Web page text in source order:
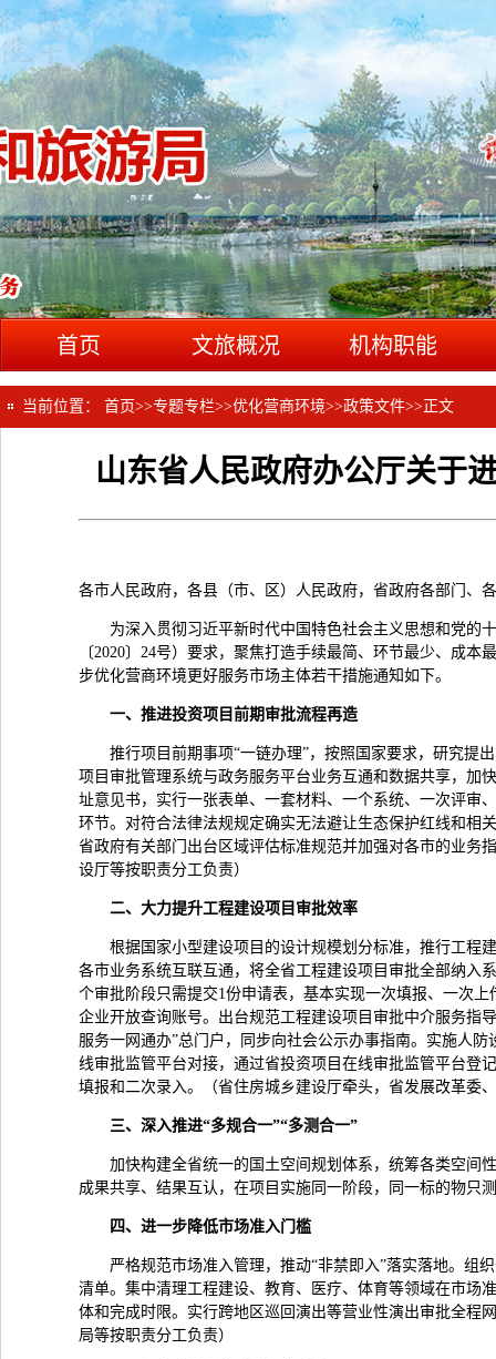
首页 文旅概况 机构职能
当前位置： 首页>>专题专栏>>优化营商环境>>政策文件>> 正文
山东省人民政府办公厅关于
各市人民政府，各县（市、区）人民政府，省政府各部门、
为深入贯彻习近平新时代中国特色社会主义思想和党的
〔2020〕24号）要求，聚焦打造手续最简、环节最少、成
步优化营商环境更好服务市场主体若干措施通知如下。
一、推进投资项目前期审批流程再造
推行项目前期事项“一链办理”，按照国家要求，研究提
项目审批管理系统与政务服务平台业务互通和数据共享，加
址意见书，实行一张表单、一套材料、一个系统、一次评审
环节。对符合法律法规规定确实无法避让生态保护红线和相
省政府有关部门出台区域评估标准规范并加强对各市的业务
设厅等按职责分工负责）
二、大力提升工程建设项目审批效率
根据国家小型建设项目的设计规模划分标准，推行工程
各市业务系统互联互通，将全省工程建设项目审批全部纳入
个审批阶段只需提交1份申请表，基本实现一次填报、一次
企业开放查询账号。出台规范工程建设项目审批中介服务指
服务一网通办”总门户，同步向社会公示办事指南。实施人
线审批监管平台对接，通过省投资项目在线审批监管平台登
填报和二次录入。（省住房城乡建设厅牵头，省发展改革委
三、深入推进“多规合一”“多测合一”
加快构建全省统一的国土空间规划体系，统筹各类空间
成果共享、结果互认，在项目实施同一阶段，同一标的物只
四、进一步降低市场准入门槛
严格规范市场准入管理，推动“非禁即入”落实落地。组
清单。集中清理工程建设、教育、医疗、体育等领域在市场
体和完成时限。实行跨地区巡回演出等营业性演出审批全程
局等按职责分工负责）